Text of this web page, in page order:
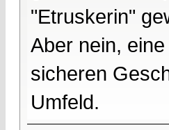
"Etruskerin"
Aber nein,
sicheren
Umfeld.